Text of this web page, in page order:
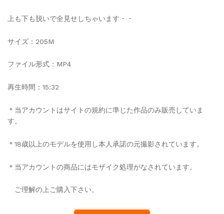
上も下も脱いで全見せしちゃいます・・
サイズ：205M
ファイル形式：MP4
再生時間：15:32
＊当アカウントはサイトの規約に準じた作品のみ販売していま
す。
＊18歳以上のモデルを使用し本人承諾の元撮影されています。
＊当アカウントの商品にはモザイク処理がなされています。
ご理解の上ご購入下さい。